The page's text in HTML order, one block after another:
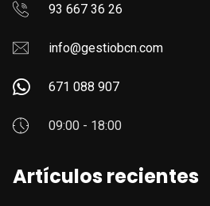
93 667 36 26
info@gestiobcn.com
671 088 907
09:00 - 18:00
Artículos recientes